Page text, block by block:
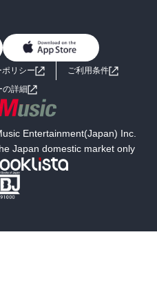
男子向けラノベ
小説
海外小説
SF
文学
お問い合わせ
リシー
ご利用条件
の詳細
Entertainment(Japan) Inc.
Japan domestic market only